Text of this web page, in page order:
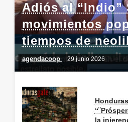
Adiós al “Indio”
movimientos
tiempos de
agendacoop 29 junio 2026
la